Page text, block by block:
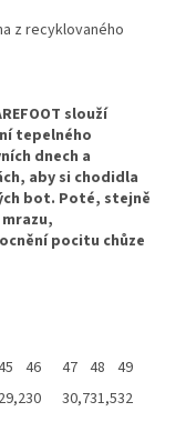
z recyklovaného
slouží
tepelného
dnech a
aby si chodidla
bot. Poté, stejně
pocitu chůze
46 47 48 49
29,230 30,731,532